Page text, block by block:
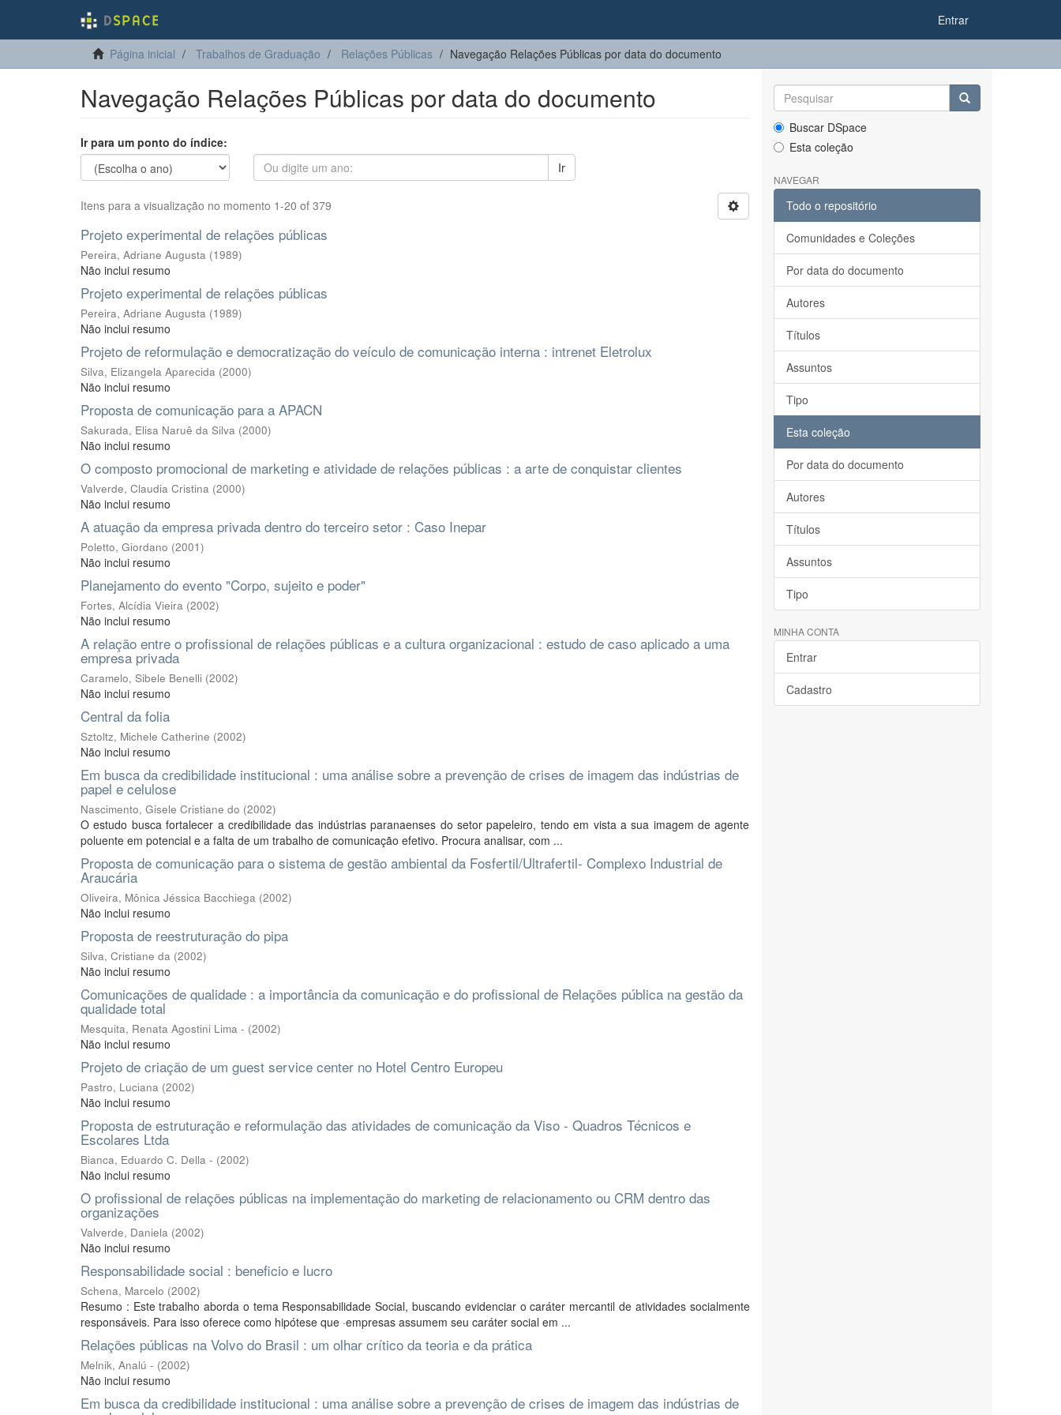
Entrar
Página inicial Trabalhos de Graduação Relações Públicas Navegação Relações Públicas por data do documento
Navegação Relações Públicas por data do documento
Ir para um ponto do índice:
Ir
Itens para a visualização no momento 1-20 of 379
Projeto experimental de relações públicas
Pereira, Adriane Augusta (1989)
Não inclui resumo
Projeto experimental de relações públicas
Pereira, Adriane Augusta (1989)
Não inclui resumo
Projeto de reformulação e democratização do veículo de comunicação interna : intrenet Eletrolux
Silva, Elizangela Aparecida (2000)
Não inclui resumo
Proposta de comunicação para a APACN
Sakurada, Elisa Naruê da Silva (2000)
Não inclui resumo
O composto promocional de marketing e atividade de relações públicas : a arte de conquistar clientes
Valverde, Claudia Cristina (2000)
Não inclui resumo
A atuação da empresa privada dentro do terceiro setor : Caso Inepar
Poletto, Giordano (2001)
Não inclui resumo
Planejamento do evento "Corpo, sujeito e poder"
Fortes, Alcídia Vieira (2002)
Não inclui resumo
A relação entre o profissional de relações públicas e a cultura organizacional : estudo de caso aplicado a uma
empresa privada
Caramelo, Sibele Benelli (2002)
Não inclui resumo
Central da folia
Sztoltz, Michele Catherine (2002)
Não inclui resumo
Em busca da credibilidade institucional : uma análise sobre a prevenção de crises de imagem das indústrias de
papel e celulose
Nascimento, Gisele Cristiane do (2002)
O estudo busca fortalecer a credibilidade das indústrias paranaenses do setor papeleiro, tendo em vista a sua imagem de agente
poluente em potencial e a falta de um trabalho de comunicação efetivo. Procura analisar, com ...
Proposta de comunicação para o sistema de gestão ambiental da Fosfertil/Ultrafertil- Complexo Industrial de
Araucária
Oliveira, Mônica Jéssica Bacchiega (2002)
Não inclui resumo
Proposta de reestruturação do pipa
Silva, Cristiane da (2002)
Não inclui resumo
Comunicações de qualidade : a importância da comunicação e do profissional de Relações pública na gestão da
qualidade total
Mesquita, Renata Agostini Lima - (2002)
Não inclui resumo
Projeto de criação de um guest service center no Hotel Centro Europeu
Pastro, Luciana (2002)
Não inclui resumo
Proposta de estruturação e reformulação das atividades de comunicação da Viso - Quadros Técnicos e
Escolares Ltda
Bianca, Eduardo C. Della - (2002)
Não inclui resumo
O profissional de relações públicas na implementação do marketing de relacionamento ou CRM dentro das
organizações
Valverde, Daniela (2002)
Não inclui resumo
Responsabilidade social : beneficio e lucro
Schena, Marcelo (2002)
Resumo : Este trabalho aborda o tema Responsabilidade Social, buscando evidenciar o caráter mercantil de atividades socialmente
responsáveis. Para isso oferece como hipótese que ·empresas assumem seu caráter social em ...
Relações públicas na Volvo do Brasil : um olhar crítico da teoria e da prática
Melnik, Analú - (2002)
Não inclui resumo
Em busca da credibilidade institucional : uma análise sobre a prevenção de crises de imagem das indústrias de
Buscar DSpace
Esta coleção
NAVEGAR
Todo o repositório
Comunidades e Coleções
Por data do documento
Autores
Títulos
Assuntos
Tipo
Esta coleção
Por data do documento
Autores
Títulos
Assuntos
Tipo
MINHA CONTA
Entrar
Cadastro